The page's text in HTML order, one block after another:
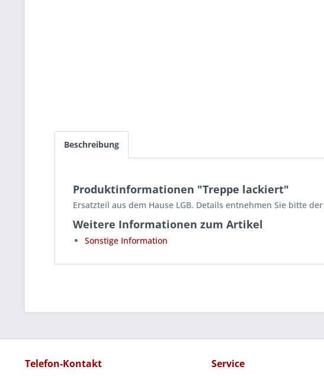
Beschreibung
Produktinformationen "Treppe lackiert"
Ersatzteil aus dem Hause LGB. Details entnehmen Sie bitte
Weitere Informationen zum Artikel
Sonstige Information
Telefon-Kontakt Service